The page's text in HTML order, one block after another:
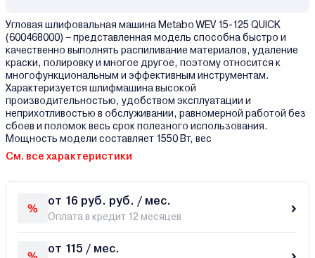
Угловая шлифовальная машина Metabo WEV 15-125 QUICK
(600468000) – представленная модель способна быстро и
качественно выполнять распиливание материалов, удаление
краски, полировку и многое другое, поэтому относится к
многофункциональным и эффективным инструментам.
Характеризуется шлифмашина высокой
производительностью, удобством эксплуатации и
неприхотливостью в обслуживании, равномерной работой без
сбоев и поломок весь срок полезного использования.
Мощность модели составляет 1550 Вт, вес
См. все характеристики
от 16 руб. руб. / мес.
Оплата в кредит 12 месяцев
от 115 / мес.